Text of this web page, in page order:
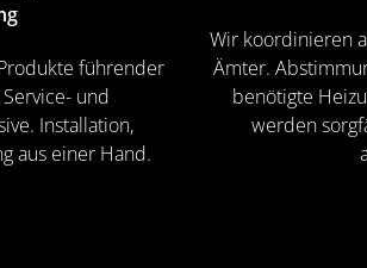
führender
und
Installation,
aus einer Hand.
Wir koordinieren
Ämter.
benötigte
werden